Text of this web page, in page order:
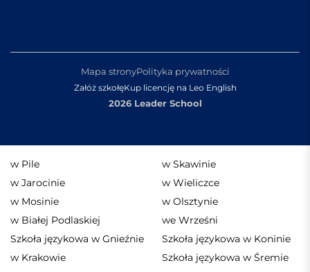
2026 Leader School
Załóż szkołęKup licencję na Leo English
Mapa stronyPolityka prywatności
w Pile
w Skawinie
w Jarocinie
w Wieliczce
w Mosinie
w Olsztynie
w Białej Podlaskiej
we Wrześni
Szkoła językowa w Gnieźnie
Szkoła językowa w Koninie
w Krakowie
Szkoła językowa w Śremie